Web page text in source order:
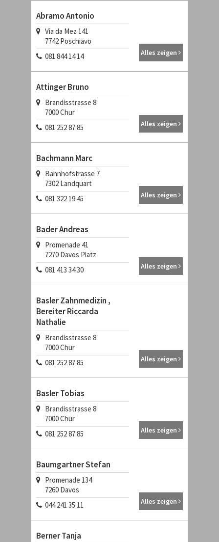
Abramo Antonio
Via da Mez 141
7742 Poschiavo
081 844 14 14
Alles zeigen
Attinger Bruno
Brandisstrasse 8
7000Chur
081 252 87 85
Alles zeigen
Bachmann Marc
Bahnhofstrasse 7
7302 Landquart
081 322 19 45
Alles zeigen
Bader Andreas
Promenade 41
7270 Davos Platz
081 413 34 30
Alles zeigen
Basler Zahnmedizin ,
Bereiter Riccarda
Nathalie
Brandisstrasse 8
7000Chur
081 252 87 85
Alles zeigen
Basler Tobias
Brandisstrasse 8
7000Chur
081 252 87 85
Alles zeigen
Baumgartner Stefan
Promenade 134
7260 Davos
044 241 35 11
Alles zeigen
Berner Tanja